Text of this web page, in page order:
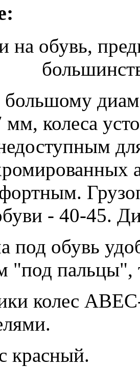
на обувь,
большому
колеса
- 40-45.
под обувь
"под пальцы",
колес
красный.